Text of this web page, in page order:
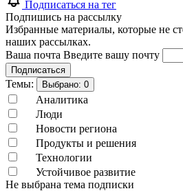
Подписаться на тег
Подпишись на рассылку
Избранные материалы, которые не
наших рассылках.
Ваша почта Введите вашу почту
Подписаться
Темы: Выбрано: 0
Аналитика
Люди
Новости региона
Продукты и решения
Технологии
Устойчивое развитие
Не выбрана тема подписки